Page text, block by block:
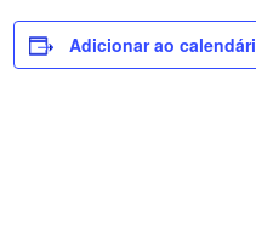
Adicionar ao